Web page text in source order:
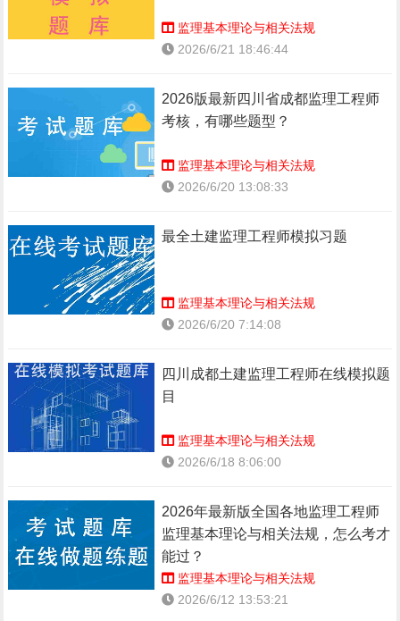
监理基本理论与相关法规
2026/6/21 18:46:44
2026版最新四川省成都监理工程师
考核，有哪些题型？
监理基本理论与相关法规
2026/6/20 13:08:33
最全土建监理工程师模拟习题
监理基本理论与相关法规
2026/6/20 7:14:08
四川成都土建监理工程师在线模拟题
目
监理基本理论与相关法规
2026/6/18 8:06:00
2026年最新版全国各地监理工程师
监理基本理论与相关法规，怎么考才
能过？
监理基本理论与相关法规
2026/6/12 13:53:21